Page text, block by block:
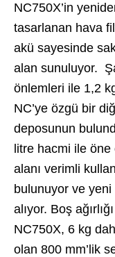
NC750X’in
tasarlanan hava
akü sayesinde
alan sunuluyor.
önlemleri ile 1,2
NC’ye özgü bir
deposunun
litre hacmi ile öne
alanı verimli
bulunuyor ve
alıyor. Boş
NC750X, 6 kg
olan 800 mm’lik